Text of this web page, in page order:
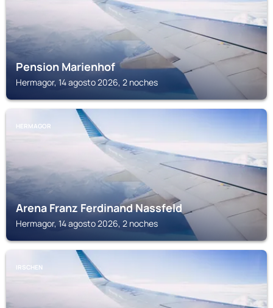
Pension Marienhof
Hermagor, 14 agosto 2026, 2 noches
HERMAGOR
Arena Franz Ferdinand Nassfeld
Hermagor, 14 agosto 2026, 2 noches
IRSCHEN